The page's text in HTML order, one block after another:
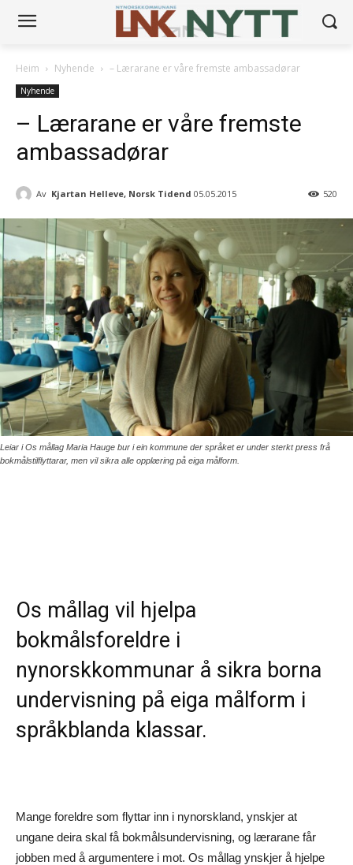
Heim Nyhende – Lærarane er våre fremste ambassadørar
Nyhende
– Lærarane er våre fremste
ambassadørar
Av Kjartan Helleve, Norsk Tidend 05.05.2015 520
Leiar i Os mållag Maria Hauge bur i ein kommune der språket er under sterkt press frå
bokmålstilflyttarar, men vil sikra alle opplæring på eiga målform.
Os mållag vil hjelpa
bokmålsforeldre i
nynorskkommunar å sikra borna
undervisning på eiga målform i
språkblanda klassar.
Mange foreldre som flyttar inn i nynorskland, ynskjer at
ungane deira skal få bokmålsundervisning, og lærarane får
jobben med å argumentere i mot. Os mållag ynskjer å hjelpe